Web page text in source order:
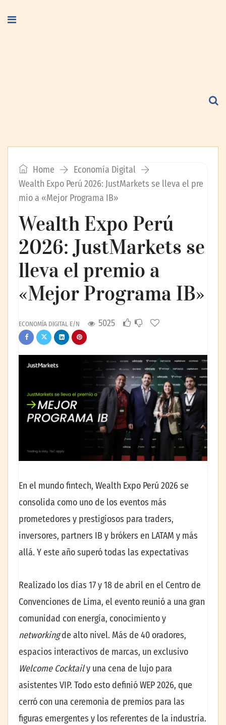
Home
Economía Digital
Wealth Expo Perú 2026: JustMarkets se lleva el pre
mio a «Mejor Programa IB»
Wealth Expo Perú
2026: JustMarkets se
lleva el premio a
«Mejor Programa IB»
ECONOMÍA DIGITAL E/N 5025
En el mundo fintech, Wealth Expo Perú 2026 se
consolida como uno de los eventos más
prometedores y prestigiosos para traders,
inversores, partners IB y brókers en LATAM y más
allá. Y este año superó todas las expectativas
Realizado los días 17 y 18 de abril en el Centro de
Convenciones de Lima, el evento reunió a una gran
comunidad con energía, conocimiento y
networkingde alto nivel. Más de 40 oradores,
espacios interactivos de marcas, un exclusivo
Welcome Cocktaily una cena de lujo para
asistentes VIP. Todo esto definió WEP 2026, que
cerró con una ceremonia de premios para las
figuras emergentes y los referentes de la industria.